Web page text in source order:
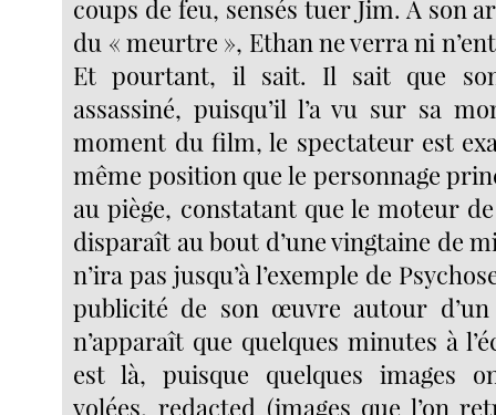
coups de feu, sensés tuer Jim. A son
du « meurtre », Ethan ne verra ni
Et pourtant, il sait. Il sait que
assassiné, puisqu’il l’a vu sur sa
moment du film, le spectateur est
même position que le personnage
au piège, constatant que le moteur
disparaît au bout d’une vingtaine de
n’ira pas jusqu’à l’exemple de
publicité de son œuvre autour d’un
n’apparaît que quelques minutes à
est là, puisque quelques images
volées, redacted (images que l’on